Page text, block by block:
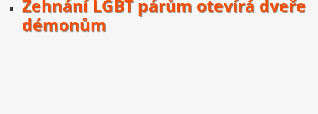
Žehnání LGBT párům otevírá dveře
démonům